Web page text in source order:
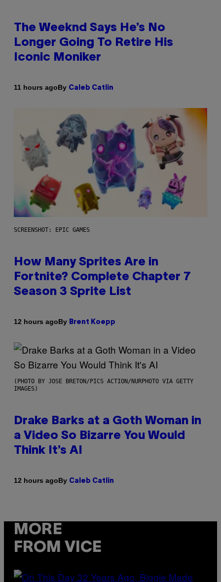
The Weeknd Says He’s No
Longer Going To Retire His
Iconic Moniker
11 hours agoBy Caleb Catlin
SCREENSHOT: EPIC GAMES
How Many Sprites Are in
Fortnite? Complete Chapter 7
Season 3 Sprite List
12 hours agoBy Brent Koepp
(PHOTO BY JOSE BRETON/PICS ACTION/NURPHOTO VIA GETTY
IMAGES)
Drake Barks at a Goth Woman in
a Video So Bizarre You Would
Think It’s AI
12 hours agoBy Caleb Catlin
MORE
FROM VICE